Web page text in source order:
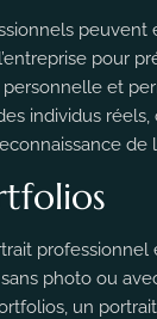
pour
et
individus
de
sans photo ou
un